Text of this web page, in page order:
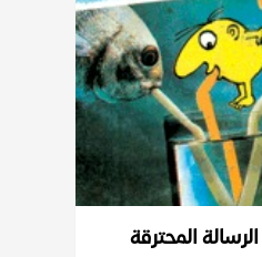
المحترقة